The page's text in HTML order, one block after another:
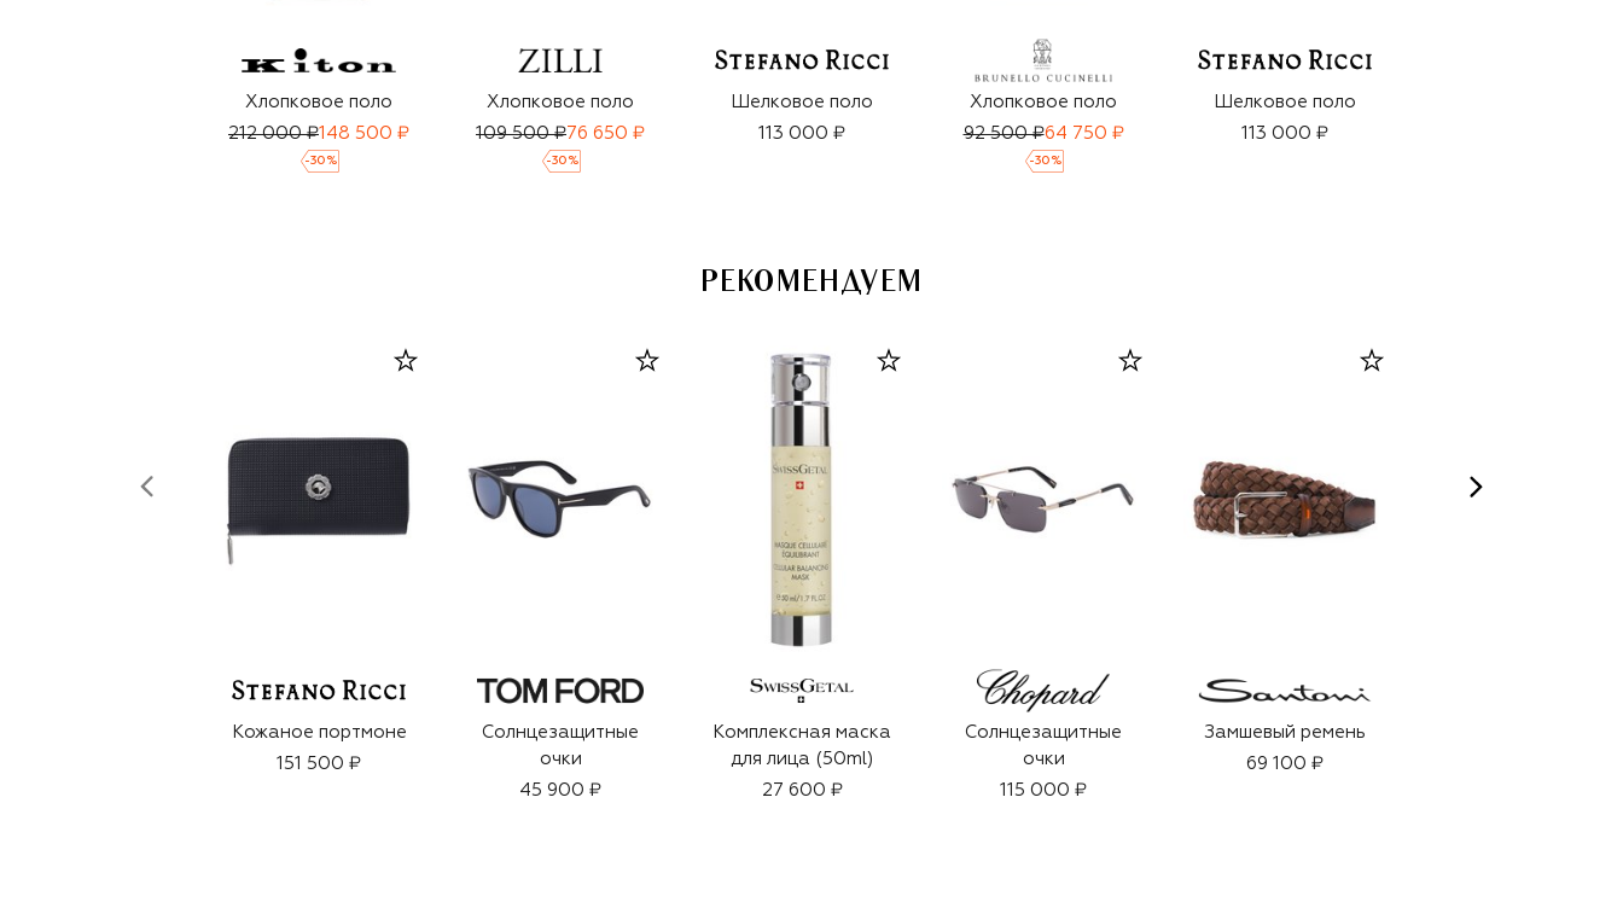
Хлопковое поло
212 000 ₽148 500 ₽
-30 %
Хлопковое поло
109 500 ₽76 650 ₽
-30 %
Шелковое поло
113 000 ₽
Хлопковое поло
92 500 ₽64 750 ₽
-30 %
Шелковое поло
113 000 ₽
РЕКОМЕНДУЕМ
Кожаное портмоне
151 500 ₽
Солнцезащитные
очки
45 900 ₽
Комплексная маска
для лица (50ml)
27 600 ₽
Солнцезащитные
очки
115 000 ₽
Замшевый ремень
69 100 ₽